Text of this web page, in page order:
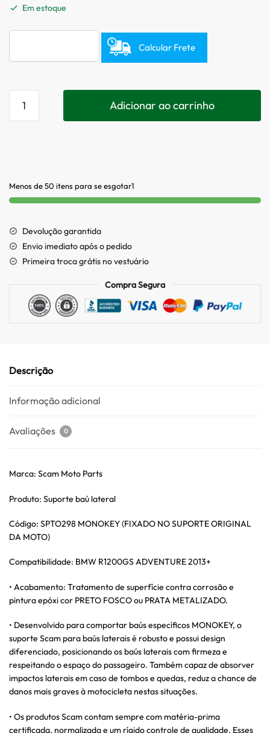
Em estoque
Calcular Frete
Adicionar ao carrinho
Menos de 50 itens para se esgotar1
Devolução garantida
Envio imediato após o pedido
Primeira troca grátis no vestuário
Compra Segura
Descrição
Informação adicional
Avaliações 0
Marca: Scam Moto Parts
Produto: Suporte baú lateral
Código: SPTO298 MONOKEY (FIXADO NO SUPORTE ORIGINAL
DA MOTO)
Compatibilidade: BMW R1200GS ADVENTURE 2013+
• Acabamento: Tratamento de superfície contra corrosão e
pintura epóxi cor PRETO FOSCO ou PRATA METALIZADO.
• Desenvolvido para comportar baús específicos MONOKEY, o
suporte Scam para baús laterais é robusto e possui design
diferenciado, posicionando os baús laterais com firmeza e
respeitando o espaço do passageiro. Também capaz de absorver
impactos laterais em caso de tombos e quedas, reduz a chance de
danos mais graves à motocicleta nestas situações.
• Os produtos Scam contam sempre com matéria-prima
certificada, normalizada e um rígido controle de qualidade. Esses